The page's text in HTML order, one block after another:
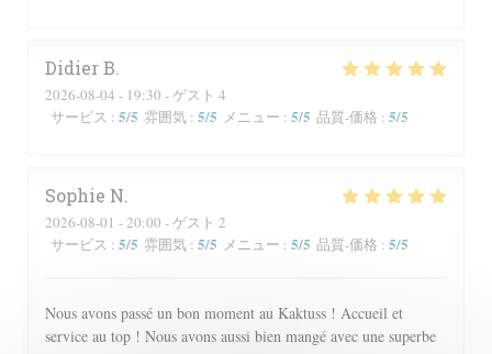
DidierB
2026-08-04 - 19:30 - ゲスト 4
サービス : 5/5 雰囲気 : 5/5 メニュー : 5/5 品質-価格 : 5/5
Sophie N
2026-08-01 - 20:00 - ゲスト 2
サービス : 5/5 雰囲気 : 5/5 メニュー : 5/5 品質-価格 : 5/5
Nous avons passé un bon moment au Kaktuss ! Accueil et
service au top ! Nous avons aussi bien mangé avec une superbe